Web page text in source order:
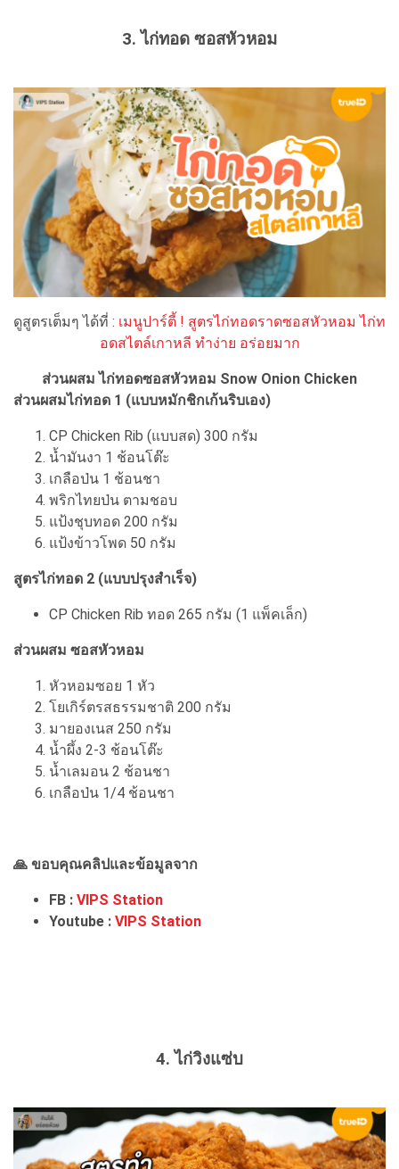
3. ไก่ทอด ซอสหัวหอม
ดูสูตรเต็มๆ ได้ที่ : เมนูปาร์ตี้ ! สูตรไก่ทอดราดซอสหัวหอม ไก่ท
อดสไตล์เกาหลี ทำง่าย อร่อยมาก
ส่วนผสม ไก่ทอดซอสหัวหอม Snow Onion Chicken
ส่วนผสมไก่ทอด 1 (แบบหมักชิกเก้นริบเอง)
CP Chicken Rib (แบบสด) 300 กรัม
น้ำมันงา 1 ช้อนโต๊ะ
เกลือป่น 1 ช้อนชา
พริกไทยป่น ตามชอบ
แป้งชุบทอด 200 กรัม
แป้งข้าวโพด 50 กรัม
สูตรไก่ทอด 2 (แบบปรุงสำเร็จ)
CP Chicken Rib ทอด 265 กรัม (1 แพ็คเล็ก)
ส่วนผสม ซอสหัวหอม
หัวหอมซอย 1 หัว
โยเกิร์ตรสธรรมชาติ 200 กรัม
มายองเนส 250 กรัม
น้ำผึ้ง 2-3 ช้อนโต๊ะ
น้ำเลมอน 2 ช้อนชา
เกลือป่น 1/4 ช้อนชา
🙏 ขอบคุณคลิปและข้อมูลจาก
FB : VIPS Station
Youtube : VIPS Station
4. ไก่วิงแซ่บ